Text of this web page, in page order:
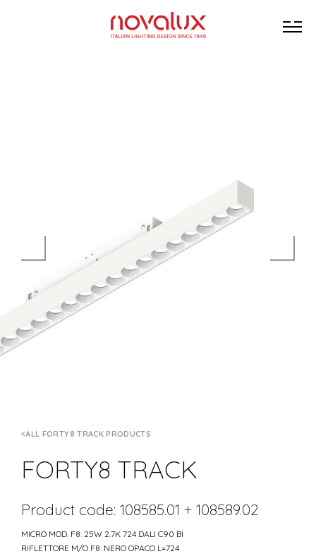
ALL FORTY8 TRACK PRODUCTS
FORTY8 TRACK
Product code: 108585.01 + 108589.02
MICRO MOD. F8: 25W 2.7K 724 DALI C90 BI
RIFLETTORE M/O F8: NERO OPACO L=724